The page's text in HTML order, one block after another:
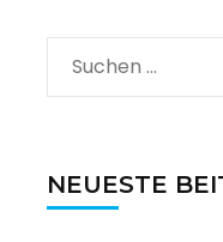
Suchen
nach:
NEUESTE